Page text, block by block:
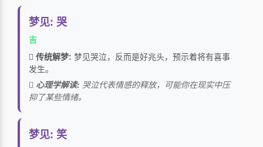
梦见: 哭
吉
传统解梦: 梦见哭泣，反而是好兆头，预示着将有喜事
发生。
心理学解读: 哭泣代表情感的释放，可能你在现实中压
抑了某些情绪。
梦见: 笑